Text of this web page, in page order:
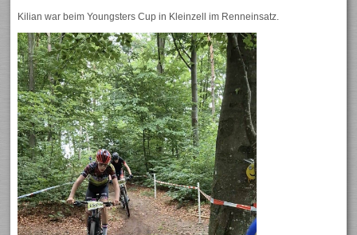
Kilian war beim Youngsters Cup in Kleinzell im Renneinsatz.